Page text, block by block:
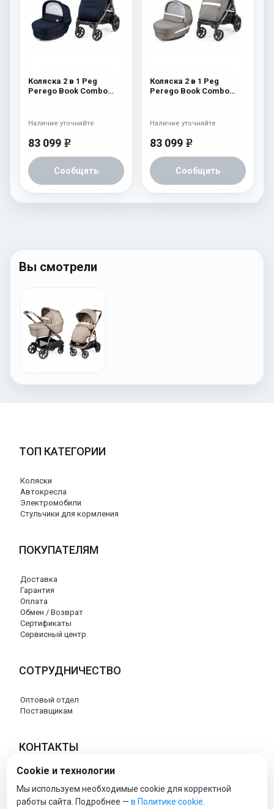
Коляска 2 в 1 Peg
Perego Book Combo
83 099 e
Сообщить
Наличие уточняйте
Коляска 2 в 1 Peg
Perego Book Combo
83 099 e
Сообщить
Наличие уточняйте
Вы смотрели
ТОП КАТЕГОРИИ
Коляски
Автокресла
Электромобили
Стульчики для кормления
ПОКУПАТЕЛЯМ
Доставка
Гарантия
Оплата
Обмен / Возврат
Сертификаты
Сервисный центр
СОТРУДНИЧЕСТВО
Оптовый отдел
Поставщикам
КОНТАКТЫ
8 (800) 707-17-56
info@peg-perego-market.ru
Cookie и технологии
Мы используем необходимые cookie для корректной
работы сайта. Подробнее — в Политике cookie